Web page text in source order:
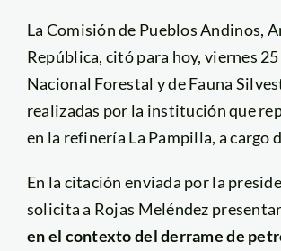
La Comisión de Pueblos Andinos,
República, citó para hoy, viernes
Nacional Forestal y de Fauna
realizadas por la institución que
en la refinería La Pampilla, a cargo
En la citación enviada por la
solicita a Rojas Meléndez
en el contexto del derrame de